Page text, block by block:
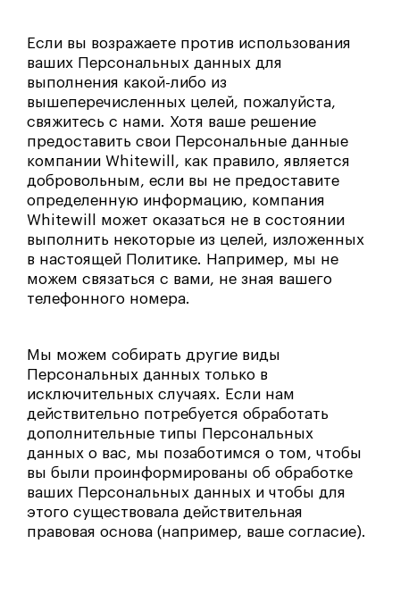
Если вы возражаете против использования
ваших Персональных данных для
выполнения какой-либо из
вышеперечисленных целей, пожалуйста,
свяжитесь с нами. Хотя ваше решение
предоставить свои Персональные данные
компании Whitewill, как правило, является
добровольным, если вы не предоставите
определенную информацию, компания
Whitewill может оказаться не в состоянии
выполнить некоторые из целей, изложенных
в настоящей Политике. Например, мы не
можем связаться с вами, не зная вашего
телефонного номера.
Мы можем собирать другие виды
Персональных данных только в
исключительных случаях. Если нам
действительно потребуется обработать
дополнительные типы Персональных
данных о вас, мы позаботимся о том, чтобы
вы были проинформированы об обработке
ваших Персональных данных и чтобы для
этого существовала действительная
правовая основа (например, ваше согласие).